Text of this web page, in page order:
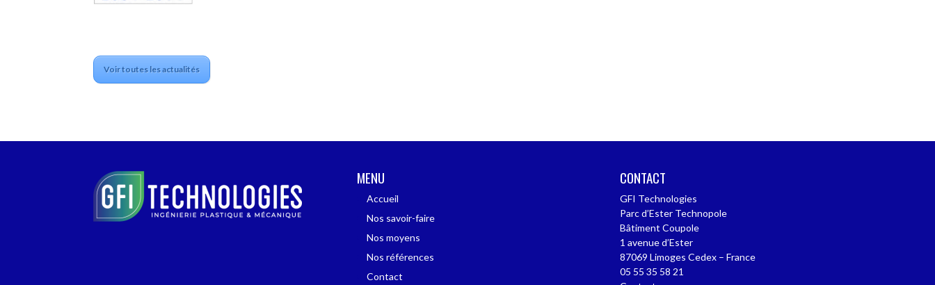
Voir toutes les actualités
MENU
Accueil
Nos savoir-faire
Nos moyens
Nos références
Contact
CONTACT
GFI Technologies
Parc d’Ester Technopole
Bâtiment Coupole
1 avenue d’Ester
87069 Limoges Cedex – France
05 55 35 58 21